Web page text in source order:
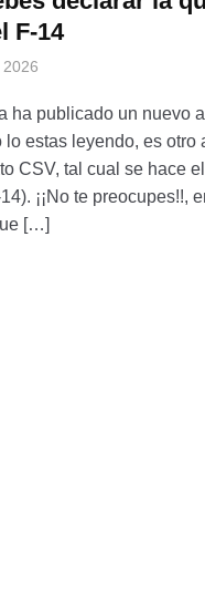
F-14
ha publicado un nuevo
lo estas leyendo, es
CSV, tal cual se hace
¡¡No te
[…]